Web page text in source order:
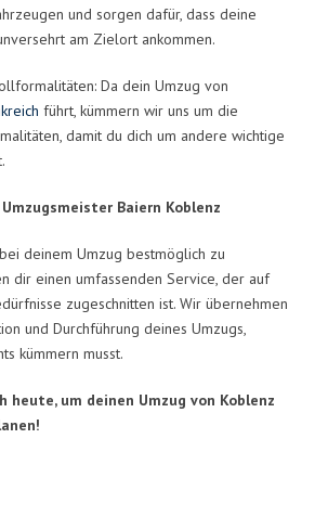
und sorgen dafür, dass deine
am Zielort ankommen.
Da dein Umzug von
führt, kümmern wir uns um die
damit du dich um andere wichtige
Baiern Koblenz
deinem Umzug bestmöglich zu
dir einen umfassenden Service, der auf
zugeschnitten ist. Wir übernehmen
und Durchführung deines Umzugs,
kümmern musst.
heute, um deinen Umzug von Koblenz